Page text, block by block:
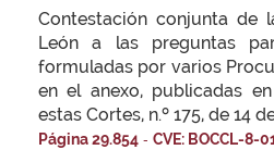
Contestación conjunta de
León a las preguntas
formuladas por varios
en el anexo, publicadas
estas Cortes, n.º 175, de 14
Página 29.854 - CVE: BOCCL-8-